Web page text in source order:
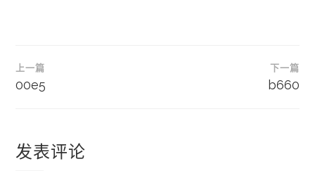
文
章
航
上一篇
00e5
下一篇
b660
发表评论